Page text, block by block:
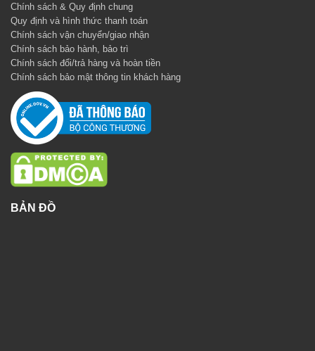
Chính sách & Quy định chung
Quy định và hình thức thanh toán
Chính sách vận chuyển/giao nhận
Chính sách bảo hành, bảo trì
Chính sách đổi/trả hàng và hoàn tiền
Chính sách bảo mật thông tin khách hàng
BẢN ĐỒ